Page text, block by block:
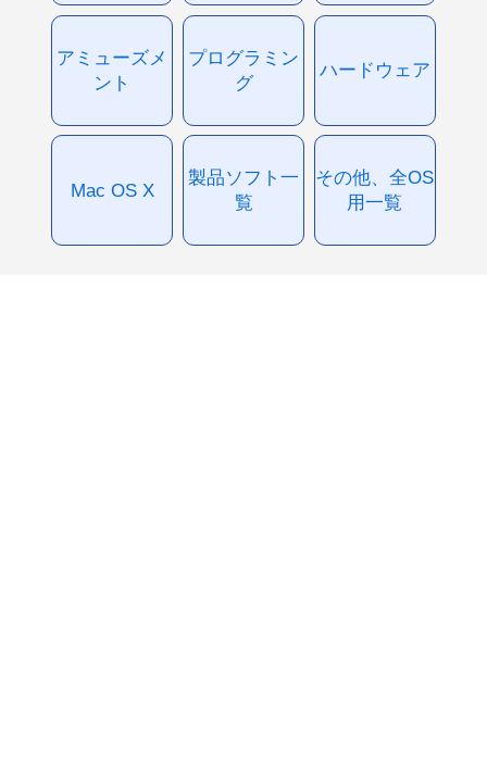
アミューズメ
ント
プログラミン
グ
ハードウェア
Mac OS X
製品ソフト一
覧
その他、全OS
用一覧